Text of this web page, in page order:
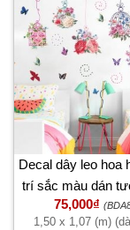
Decal dây leo hoa
trí sắc màu dán
đẹp
75,000₫
1,50 x 1,07 (m)